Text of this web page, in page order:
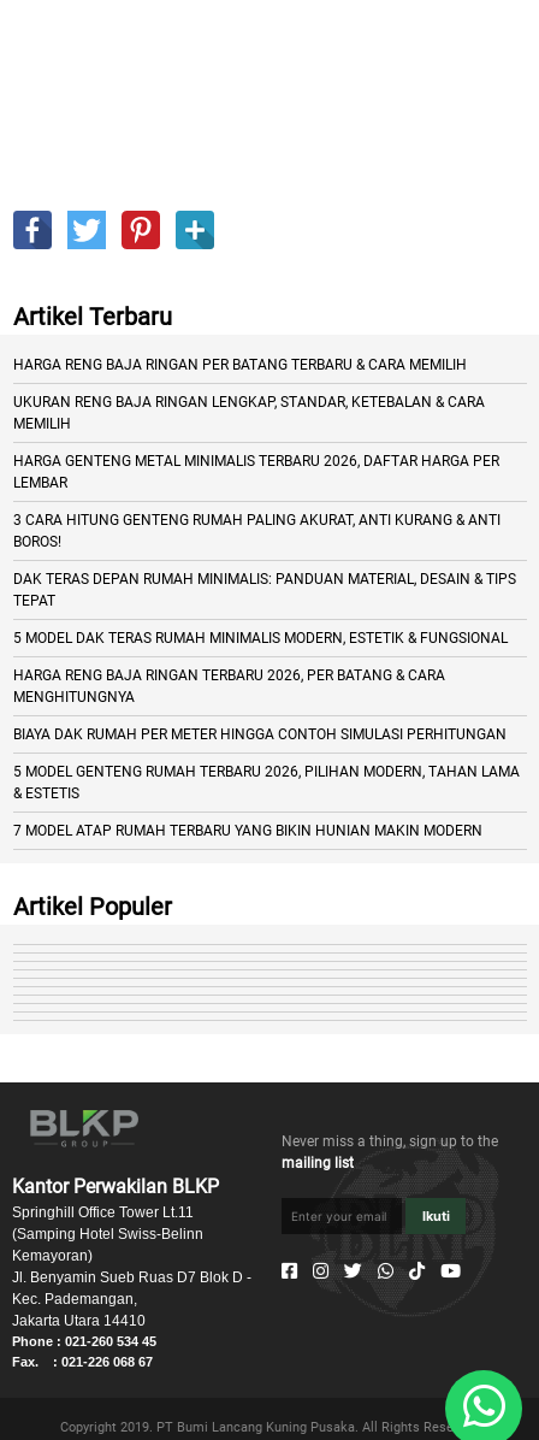
Artikel Terbaru
HARGA RENG BAJA RINGAN PER BATANG TERBARU & CARA MEMILIH
UKURAN RENG BAJA RINGAN LENGKAP, STANDAR, KETEBALAN & CARA
MEMILIH
HARGA GENTENG METAL MINIMALIS TERBARU 2026, DAFTAR HARGA PER
LEMBAR
3 CARA HITUNG GENTENG RUMAH PALING AKURAT, ANTI KURANG & ANTI
BOROS!
DAK TERAS DEPAN RUMAH MINIMALIS: PANDUAN MATERIAL, DESAIN & TIPS
TEPAT
5 MODEL DAK TERAS RUMAH MINIMALIS MODERN, ESTETIK & FUNGSIONAL
HARGA RENG BAJA RINGAN TERBARU 2026, PER BATANG & CARA
MENGHITUNGNYA
BIAYA DAK RUMAH PER METER HINGGA CONTOH SIMULASI PERHITUNGAN
5 MODEL GENTENG RUMAH TERBARU 2026, PILIHAN MODERN, TAHAN LAMA
& ESTETIS
7 MODEL ATAP RUMAH TERBARU YANG BIKIN HUNIAN MAKIN MODERN
Artikel Populer
Kantor Perwakilan BLKP
Springhill Office Tower Lt.11
(Samping Hotel Swiss-Belinn
Kemayoran)
Jl. Benyamin Sueb Ruas D7 Blok D -
Kec. Pademangan,
Jakarta Utara 14410
Phone : 021-260 534 45
Fax. : 021-226 068 67
Never miss a thing, sign up to the
mailing list
Ikuti
Copyright 2019. PT Bumi Lancang Kuning Pusaka. All Rights Reserved